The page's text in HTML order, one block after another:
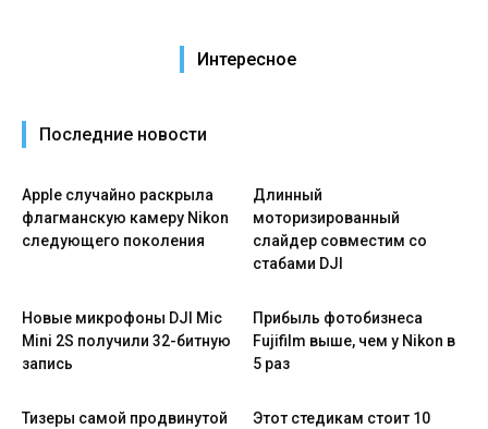
Интересное
Последние новости
Apple случайно раскрыла
флагманскую камеру Nikon
следующего поколения
Длинный
моторизированный
слайдер совместим со
стабами DJI
Новые микрофоны DJI Mic
Mini 2S получили 32-битную
запись
Прибыль фотобизнеса
Fujifilm выше, чем у Nikon в
5 раз
Тизеры самой продвинутой
Этот стедикам стоит 10